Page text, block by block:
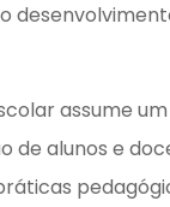
assume
de alunos e